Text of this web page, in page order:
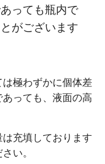
っても瓶内で
がございます
極わずかに個体差
っても、液面の高
充填しております
い。